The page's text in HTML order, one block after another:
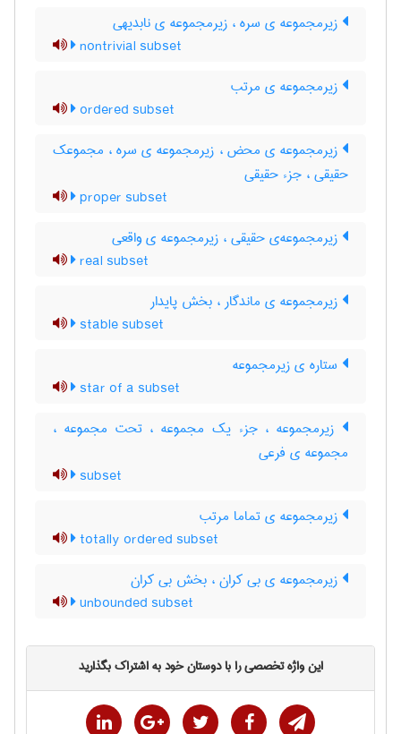
زیرمجموعه ی سره ، زیرمجموعه ی نابدیهی
nontrivial subset
زیرمجموعه ی مرتب
ordered subset
زیرمجموعه ی محض ، زیرمجموعه ی سره ، مجموعک
حقیقی ، جزء حقیقی
proper subset
زیرمجموعه‌ی حقیقی ، زیرمجموعه ی واقعی
real subset
زیرمجموعه ی ماندگار ، بخش پایدار
stable subset
ستاره ی زیرمجموعه
star of a subset
زیرمجموعه ، جزء یک مجموعه ، تحت مجموعه ،
مجموعه ی فرعی
subset
زیرمجموعه ی تماما مرتب
totally ordered subset
زیرمجموعه ی بی کران ، بخش بی کران
unbounded subset
این واژه تخصصی را با دوستان خود به اشتراک بگذارید